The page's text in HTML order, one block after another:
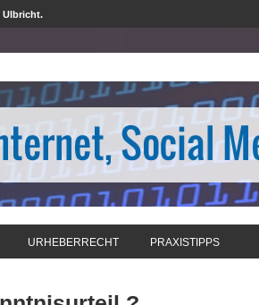
Ulbricht.
URHEBERRECHT PRAXISTIPPS